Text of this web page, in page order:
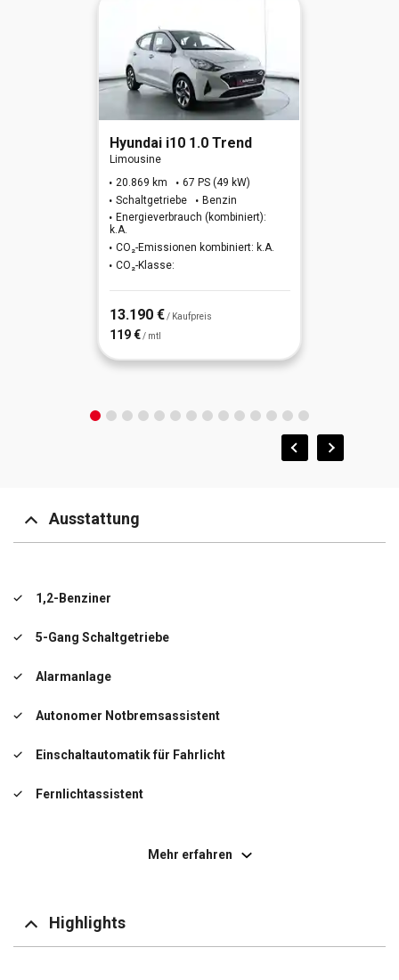
Hyundai i10 1.0 Trend
Limousine
20.869 km
67 PS (49 kW)
Schaltgetriebe
Benzin
Energieverbrauch (kombiniert):
k.A.
CO₂-Emissionen kombiniert: k.A.
CO₂-Klasse:
13.190 € / Kaufpreis
119 € / mtl
Ausstattung
1,2-Benziner
5-Gang Schaltgetriebe
Alarmanlage
Autonomer Notbremsassistent
Einschaltautomatik für Fahrlicht
Fernlichtassistent
LM-Felgen
Mehr erfahren
Highlights